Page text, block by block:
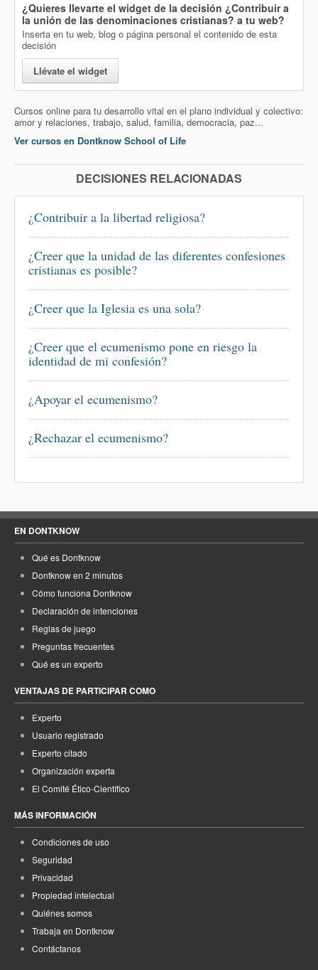
¿Quieres llevarte el widget de la decisión ¿Contribuir a
la unión de las denominaciones cristianas? a tu web?
Inserta en tu web, blog o página personal el contenido de esta
decisión
Llévate el widget
Cursos online para tu desarrollo vital en el plano individual y colectivo:
amor y relaciones, trabajo, salud, familia, democracia, paz...
Ver cursos en Dontknow School of Life
DECISIONES RELACIONADAS
¿Contribuir a la libertad religiosa?
¿Creer que la unidad de las diferentes confesiones
cristianas es posible?
¿Creer que la Iglesia es una sola?
¿Creer que el ecumenismo pone en riesgo la
identidad de mi confesión?
¿Apoyar el ecumenismo?
¿Rechazar el ecumenismo?
EN DONTKNOW
Qué es Dontknow
Dontknow en 2 minutos
Cómo funciona Dontknow
Declaración de intenciones
Reglas de juego
Preguntas frecuentes
Qué es un experto
VENTAJAS DE PARTICIPAR COMO
Experto
Usuario registrado
Experto citado
Organización experta
El Comité Ético-Científico
MÁS INFORMACIÓN
Condiciones de uso
Seguridad
Privacidad
Propiedad intelectual
Quiénes somos
Trabaja en Dontknow
Contáctanos